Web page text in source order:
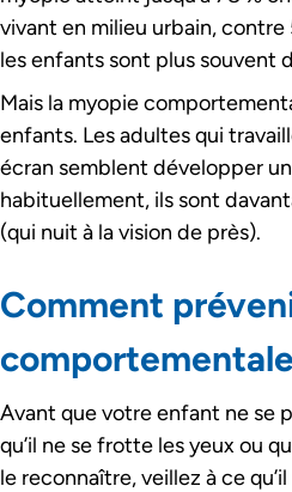
vivant en milieu urbain, contre
les enfants sont plus souvent
Mais la myopie
enfants. Les adultes qui
écran semblent développer
habituellement, ils sont
(qui nuit à la vision de près).
Comment
Avant que votre enfant ne se
qu’il ne se frotte les yeux ou
le reconnaître, veillez à ce